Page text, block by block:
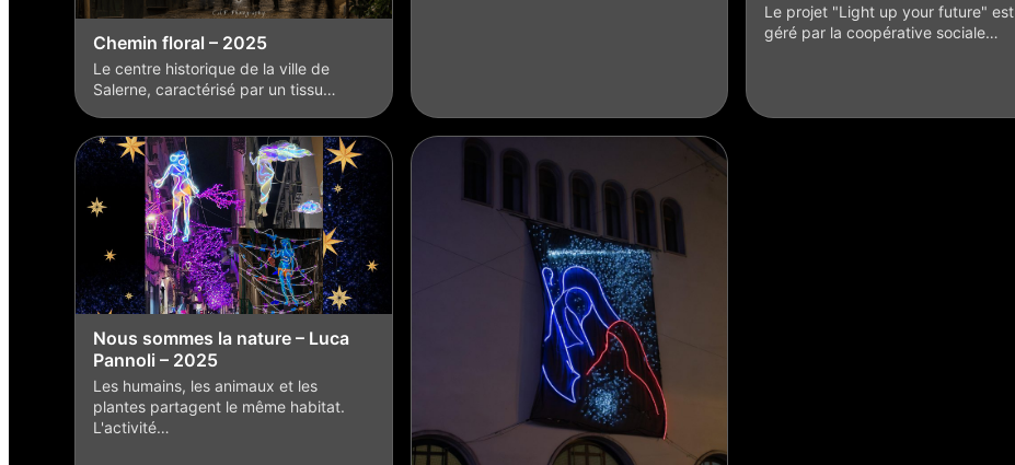
Chemin floral – 2025
Le centre historique de la ville de
Salerne, caractérisé par un tissu…
Le projet "Light up your future" est
géré par la coopérative sociale…
Nous sommes la nature – Luca
Pannoli – 2025
Les humains, les animaux et les
plantes partagent le même habitat.
L'activité…